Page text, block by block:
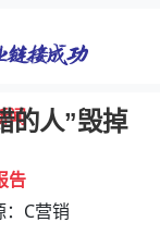
闻
告
的人”毁掉
C营销